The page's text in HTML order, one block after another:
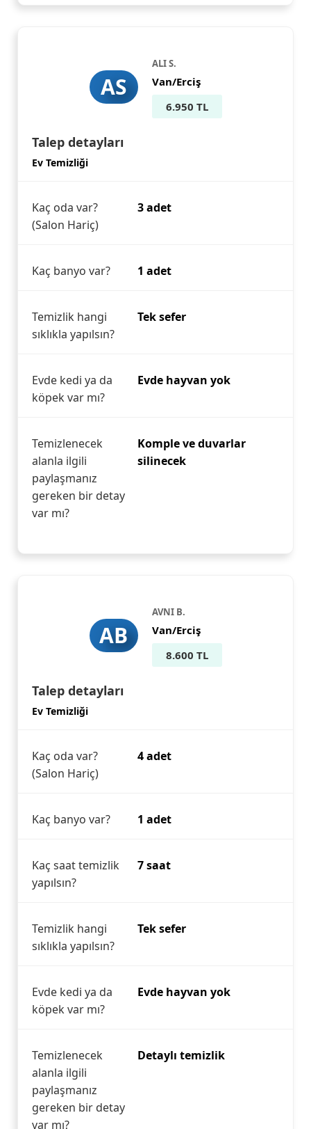
AS
ALI S.
Van/Erciş
6.950 TL
Talep detayları
Ev Temizliği
Kaç oda var?
(Salon Hariç)
3 adet
Kaç banyo var? 1 adet
Temizlik hangi
sıklıkla yapılsın?
Tek sefer
Evde kedi ya da
köpek var mı?
Evde hayvan yok
Temizlenecek
alanla ilgili
paylaşmanız
gereken bir detay
var mı?
Komple ve duvarlar
silinecek
AB
AVNI B.
Van/Erciş
8.600 TL
Talep detayları
Ev Temizliği
Kaç oda var?
(Salon Hariç)
4 adet
Kaç banyo var? 1 adet
Kaç saat temizlik
yapılsın?
7 saat
Temizlik hangi
sıklıkla yapılsın?
Tek sefer
Evde kedi ya da
köpek var mı?
Evde hayvan yok
Temizlenecek
alanla ilgili
paylaşmanız
gereken bir detay
var mı?
Detaylı temizlik